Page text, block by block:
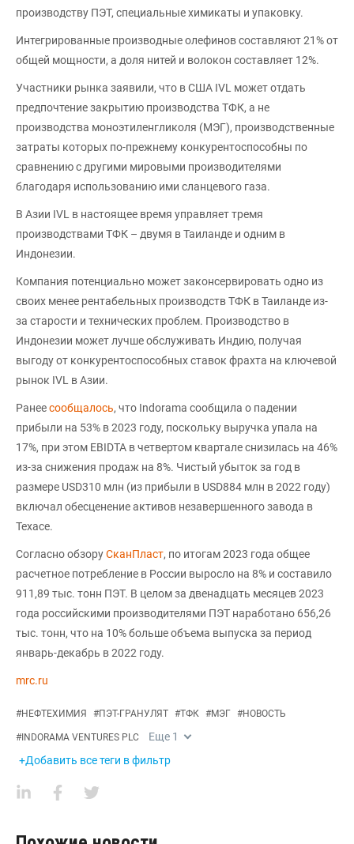
производству ПЭТ, специальные химикаты и упаковку.
Интегрированные производные олефинов составляют 21% от
общей мощности, а доля нитей и волокон составляет 12%.
Участники рынка заявили, что в США IVL может отдать
предпочтение закрытию производства ТФК, а не
производства моноэтиленгликоля (МЭГ), производственные
затраты которых по-прежнему конкурентоспособны по
сравнению с другими мировыми производителями
благодаря использованию ими сланцевого газа.
В Азии IVL в настоящее время управляет тремя
производствами ТФК – двумя в Таиланде и одним в
Индонезии.
Компания потенциально может законсервировать одно из
своих менее рентабельных производств ТФК в Таиланде из-
за старости и технических проблем. Производство в
Индонезии может лучше обслуживать Индию, получая
выгоду от конкурентоспособных ставок фрахта на ключевой
рынок IVL в Азии.
Ранеесообщалось, что Indorama сообщила о падении
прибыли на 53% в 2023 году, поскольку выручка упала на
17%, при этом EBIDTA в четвертом квартале снизилась на 46%
из-за снижения продаж на 8%. Чистый убыток за год в
размере USD310 млн (из прибыли в USD884 млн в 2022 году)
включал обесценение активов незавершенного завода в
Техасе.
Согласно обзоруСканПласт, по итогам 2023 года общее
расчетное потребление в России выросло на 8% и составило
911,89 тыс. тонн ПЭТ. В целом за двенадцать месяцев 2023
года российскими производителями ПЭТ наработано 656,26
тыс. тонн, что на 10% больше объема выпуска за период
январь-декабрь в 2022 году.
mrc.ru
#НЕФТЕХИМИЯ #ПЭТ-ГРАНУЛЯТ #ТФК #МЭГ #НОВОСТЬ
#INDORAMA VENTURES PLC Еще 1
+Добавить все теги в фильтр